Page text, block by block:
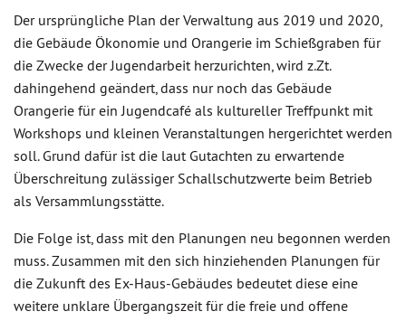
Der ursprüngliche Plan der Verwaltung aus 2019 und 2020,
die Gebäude Ökonomie und Orangerie im Schießgraben für
die Zwecke der Jugendarbeit herzurichten, wird z.Zt.
dahingehend geändert, dass nur noch das Gebäude
Orangerie für ein Jugendcafé als kultureller Treffpunkt mit
Workshops und kleinen Veranstaltungen hergerichtet werden
soll. Grund dafür ist die laut Gutachten zu erwartende
Überschreitung zulässiger Schallschutzwerte beim Betrieb
als Versammlungsstätte.
Die Folge ist, dass mit den Planungen neu begonnen werden
muss. Zusammen mit den sich hinziehenden Planungen für
die Zukunft des Ex-Haus-Gebäudes bedeutet diese eine
weitere unklare Übergangszeit für die freie und offene